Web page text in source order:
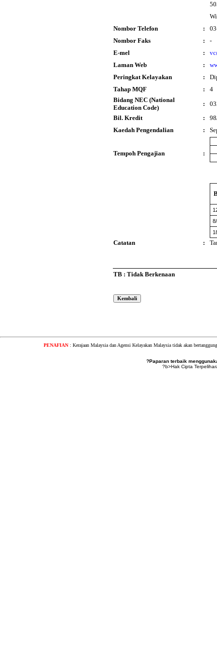
Nombor Telefon
:
Nombor Faks
:
-
E-mel
:
Laman Web
:
Peringkat Kelayakan
:
Tahap MQF
:
4
Bidang NEC (National
Education Code)
:
Bil. Kredit
:
Kaedah Pengendalian
:
Tempoh Pengajian :
Catatan :
TB : Tidak Berkenaan
PENAFIAN : Kerajaan Malaysia dan Agensi Kelayakan Malaysia tidak akan
?Paparan terbaik
?b>Hak Cipta